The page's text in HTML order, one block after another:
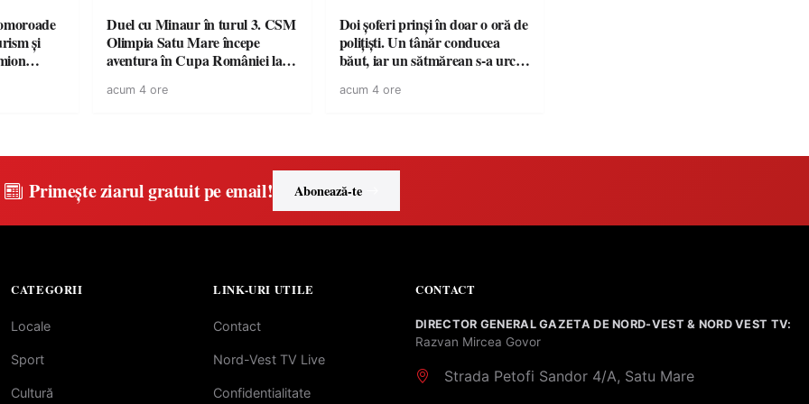
și
Duel cu Minaur în turul 3. CSM
Olimpia Satu Mare începe
aventura în Cupa României la
acum 4 ore
Doi șoferi prinși în doar o oră de
polițiști. Un tânăr conducea
băut, iar un sătmărean s-a urcat
acum 4 ore
Primește ziarul gratuit pe email! Abonează-te
CATEGORII
Locale
Sport
Cultură
LINK-URI UTILE
Contact
Nord-Vest TV Live
Confidentialitate
CONTACT
DIRECTOR GENERAL GAZETA DE NORD-VEST & NORD VEST TV:
Razvan Mircea Govor
Strada Petofi Sandor 4/A, Satu Mare